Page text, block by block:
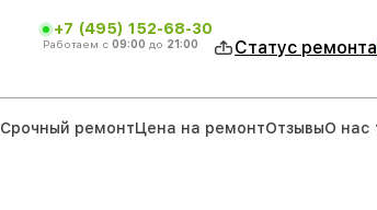
+7 (495) 152-68-30
Работаем с 09:00 до 21:00 Статус ремонта
Срочный ремонтЦена на ремонтОтзывыО нас